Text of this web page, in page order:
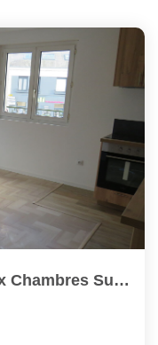
Appartement 3 Pièces , Deux Chambres Sur La Commune De...